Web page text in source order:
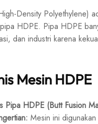
Density Polyethylene)
HDPE. Pipa HDPE
dan industri karena
Mesin HDPE
Pipa HDPE (Butt Fusion
Mesin ini